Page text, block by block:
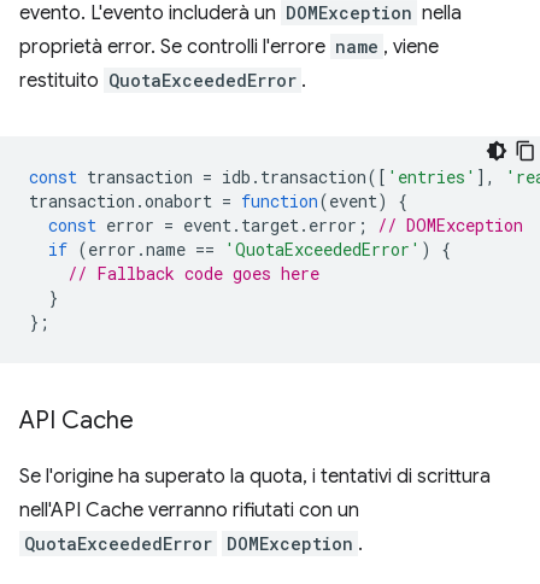
evento. L'evento includerà un DOMException nella
proprietà error. Se controlli l'errore name , viene
restituito QuotaExceededError .
const transaction = idb . transaction([ 'entries' ],
transaction .onabort = function(event)
{
const error = event. target. error ;
// DOMException
if (error .name == 'QuotaExceededError' )
{
// Fallback code goes here
}
};
API Cache
Se l'origine ha superato la quota, i tentativi di scrittura
nell'API Cache verranno rifiutati con un
QuotaExceededError DOMException .